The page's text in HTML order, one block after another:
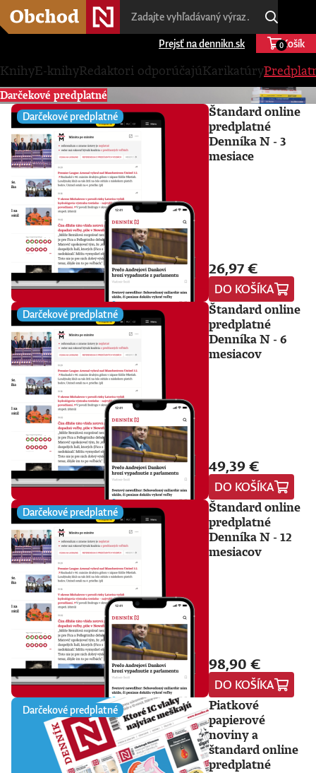
Prejsť na dennikn.sk Košík
0
KnihyE-knihyRedaktori odporúčajúKarikatúry
Darčekové predplatné
Darčekové predplatné
Štandard online
predplatné
Denníka N - 3
mesiace
26,97 €
DO KOŠÍKA
Darčekové predplatné
Štandard online
predplatné
Denníka N - 6
mesiacov
49,39 €
DO KOŠÍKA
Darčekové predplatné
Štandard online
predplatné
Denníka N - 12
mesiacov
98,90 €
DO KOŠÍKA
Darčekové predplatné
Piatkové
papierové
noviny a
štandard online
predplatné